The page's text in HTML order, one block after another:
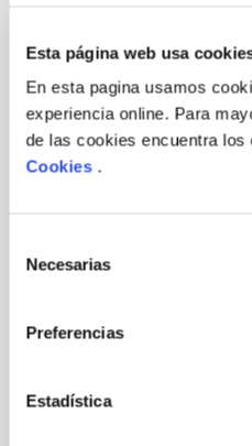
Esta página web usa
En esta pagina usamos
experiencia online. Para
de las cookies encuentra los
Cookies.
Necesarias
Preferencias
Estadística